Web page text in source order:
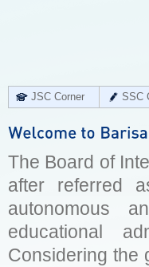
JSC Corner SSC
The Board of
after referred
autonomous
educational
Considering the